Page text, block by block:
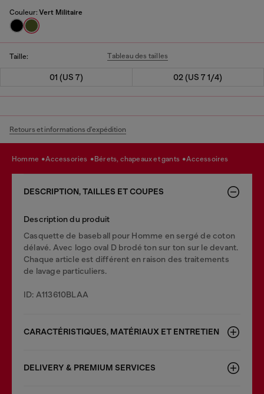
Couleur: Vert Militaire
Taille: Tableau des tailles
01 (US 7) 02 (US 7 1/4)
Retours et informations d'expédition
homme accessories bérets, chapeaux et gants accessoires
DESCRIPTION, TAILLES ET COUPES
Description du produit
Casquette de baseball pour Homme en sergé de coton
délavé. Avec logo oval D brodé ton sur ton sur le devant.
Chaque article est différent en raison des traitements
de lavage particuliers.
ID: A113610BLAA
CARACTÉRISTIQUES, MATÉRIAUX ET ENTRETIEN
DELIVERY & PREMIUM SERVICES